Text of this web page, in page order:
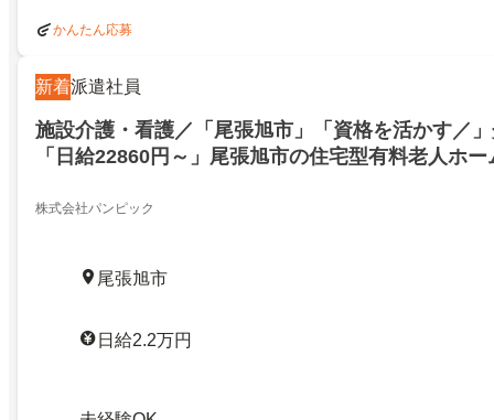
かんたん応募
新着派遣社員
施設介護・看護／「尾張旭市」「資格を活かす／
「日給22860円～」尾張旭市の住宅型有料老人ホ
株式会社パンピック
尾張旭市
日給2.2万円